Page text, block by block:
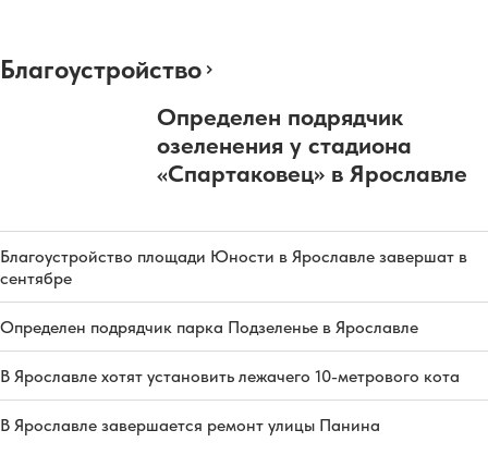
Благоустройство
Определен подрядчик
озеленения у стадиона
«Спартаковец» в Ярославле
Благоустройство площади Юности в Ярославле завершат в
сентябре
Определен подрядчик парка Подзеленье в Ярославле
В Ярославле хотят установить лежачего 10-метрового кота
В Ярославле завершается ремонт улицы Панина